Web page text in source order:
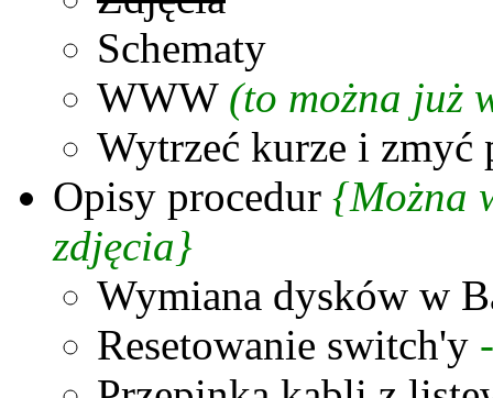
Schematy
WWW (to można już
Wytrzeć kurze i zmyć
Opisy procedur {Można
zdjęcia}
Wymiana dysków w
Resetowanie switch'y